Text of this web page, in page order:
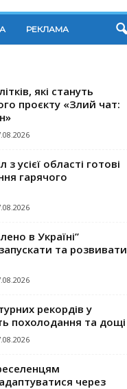
РЕКЛАМА
які стануть
проєкту «Злий чат:
усієї області готові
гарячого
в Україні”
та розвивати
рекордів у
похолодання та дощі
через